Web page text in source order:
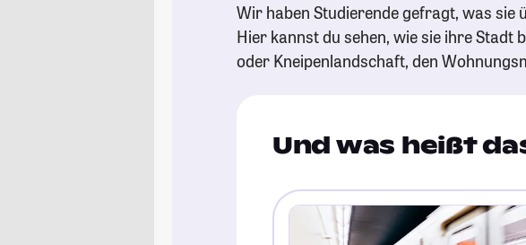
Wir haben Studierende gefragt, was sie
Hier kannst du sehen, wie sie ihre Stadt
oder Kneipenlandschaft, den
Und was heißt